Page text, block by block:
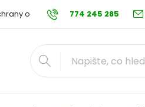
774 245 285
osobních údajů